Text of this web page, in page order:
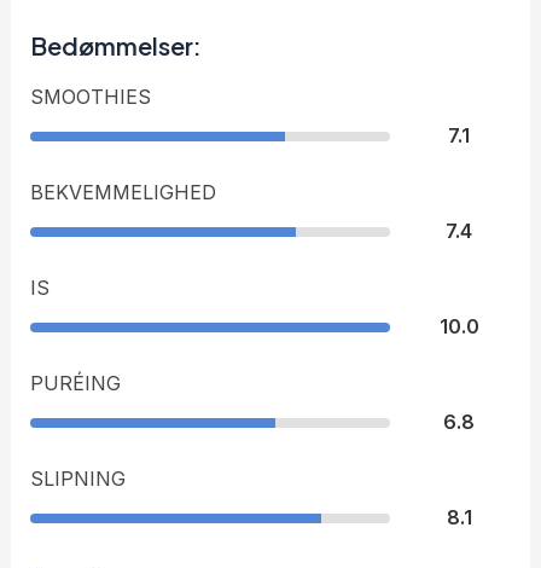
Bedømmelser:
SMOOTHIES
7.1
BEKVEMMELIGHED
7.4
IS
10.0
PURÉING
6.8
SLIPNING
8.1